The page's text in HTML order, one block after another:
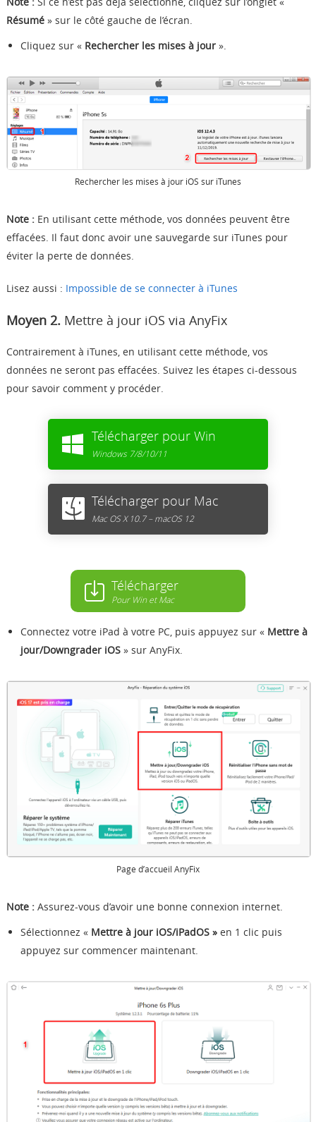
Résumé» sur le côté gauche de l’écran.
Cliquez sur « Rechercher les mises à jour».
Rechercher les mises à jour iOS sur iTunes
Note :En utilisant cette méthode, vos données peuvent être
effacées. Il faut donc avoir une sauvegarde sur iTunes pour
éviter la perte de données.
Lisez aussi : Impossible de se connecter à iTunes
Moyen 2. Mettre à jour iOS via AnyFix
Contrairement à iTunes, en utilisant cette méthode, vos
données ne seront pas effacées. Suivez les étapes ci-dessous
pour savoir comment y procéder.
Télécharger pour Win
Windows 7/8/10/11
Télécharger pour Mac
Mac OS X 10.7 – macOS 12
Télécharger
Pour Win et Mac
Connectez votre iPad à votre PC, puis appuyez sur « Mettre à
jour/Downgrader iOS» sur AnyFix.
Page d’accueil AnyFix
Note :Assurez-vous d’avoir une bonne connexion internet.
Sélectionnez « Mettre à jour iOS/iPadOS»en 1 clic puis
appuyez sur commencer maintenant.